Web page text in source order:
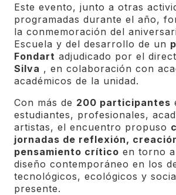
Este evento, junto a otras
programadas durante el año,
la conmemoración del
Escuela y del desarrollo de un
Fondart adjudicado por el
Silva , en colaboración con
académicos de la unidad.
Con más de 200 participantes
estudiantes, profesionales,
artistas, el encuentro propuso
jornadas de reflexión,
pensamiento crítico en torno
diseño contemporáneo en los
tecnológicos, ecológicos y
presente.